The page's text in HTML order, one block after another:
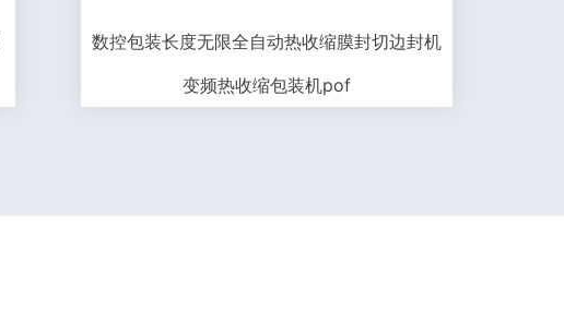
数控包装长度无限全自动热收缩膜封切边封机
变频热收缩包装机pof